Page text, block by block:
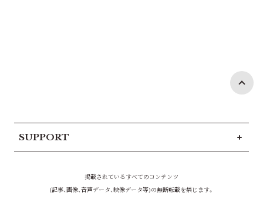
SUPPORT
掲載されているすべてのコンテンツ
(記事、画像、音声データ、映像データ等)の無断転載を禁じます。